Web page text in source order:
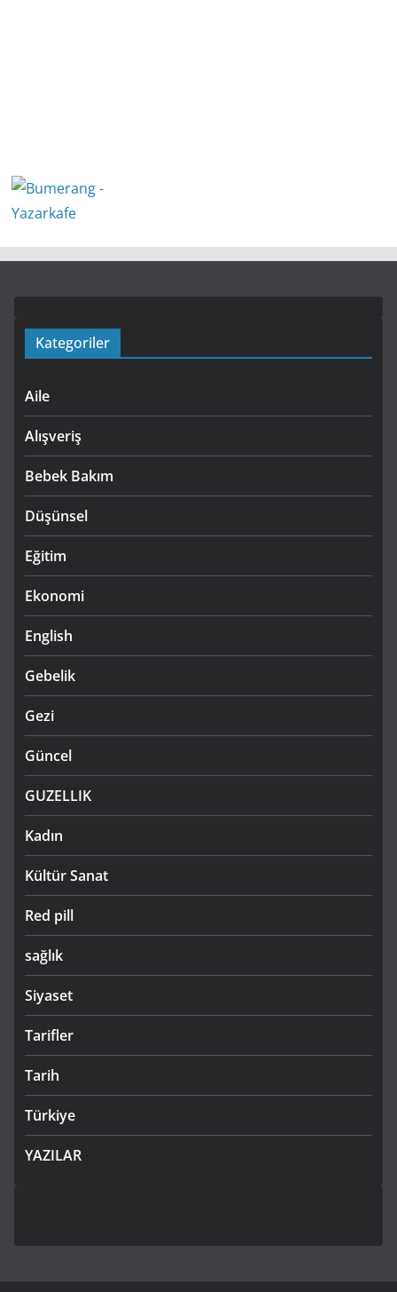
Kategoriler
Aile
Alışveriş
Bebek Bakım
Düşünsel
Eğitim
Ekonomi
English
Gebelik
Gezi
Güncel
GUZELLIK
Kadın
Kültür Sanat
Red pill
sağlık
Siyaset
Tarifler
Tarih
Türkiye
YAZILAR